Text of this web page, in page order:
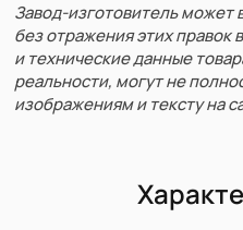
Завод-изготовитель может
без отражения этих
и технические данные
реальности, могут не
изображениям и тексту на